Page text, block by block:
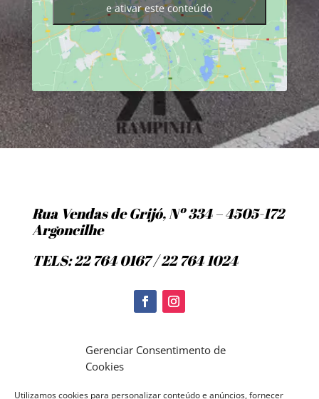
Gerenciar Consentimento de
Cookies
Utilizamos cookies para personalizar conteúdo e anúncios, fornecer
e ativar este conteúdo
Rua Vendas de Grijó, Nº 334 – 4505-172
Argoncilhe
TELS: 22 764 0167 / 22 764 1024
Politica de Cookies